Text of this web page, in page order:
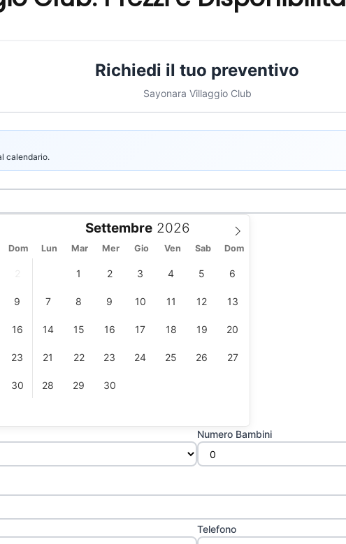
Richiedi il tuo preventivo
Sayonara Villaggio Club
calendario.
Settembre
Dom Lun Mar Mer Gio Ven Sab Dom
9
16
23
30
1 2 3 4 5 6
7 8 9 10 11 12 13
14 15 16 17 18 19 20
21 22 23 24 25 26 27
28 29 30
Numero Bambini
Telefono